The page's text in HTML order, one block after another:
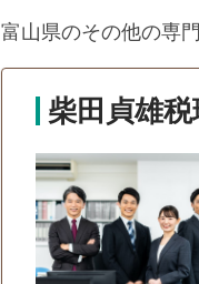
富山県のその他の専
柴田貞雄